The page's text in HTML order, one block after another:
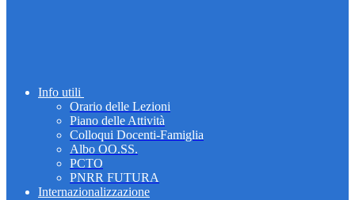
Info utili
Orario delle Lezioni
Piano delle Attività
Colloqui Docenti-Famiglia
Albo OO.SS.
PCTO
PNRR FUTURA
Internazionalizzazione